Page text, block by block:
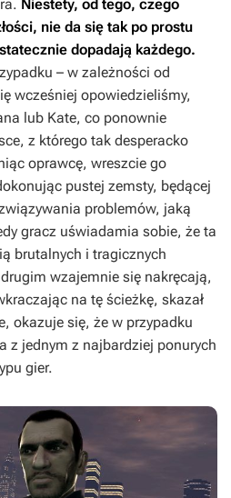
Niestety, od tego, czego
nie da się tak po prostu
dopadają każdego.
– w zależności od
wcześniej opowiedzieliśmy,
lub Kate, co ponownie
z którego tak desperacko
oprawcę, wreszcie go
pustej zemsty, będącej
problemów, jaką
gracz uświadamia sobie, że ta
brutalnych i tragicznych
wzajemnie się nakręcają,
na tę ścieżkę, skazał
okazuje się, że w przypadku
z jednym z najbardziej ponurych
gier.